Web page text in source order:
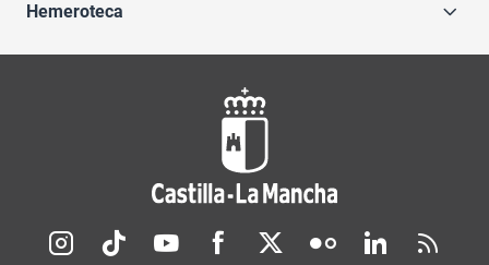
Hemeroteca
Redes sociales JCCM